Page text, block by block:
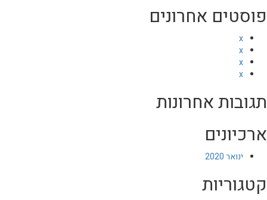
פוסטים אחרונים
x
x
x
x
תגובות אחרונות
ארכיונים
ינואר 2020
קטגוריות